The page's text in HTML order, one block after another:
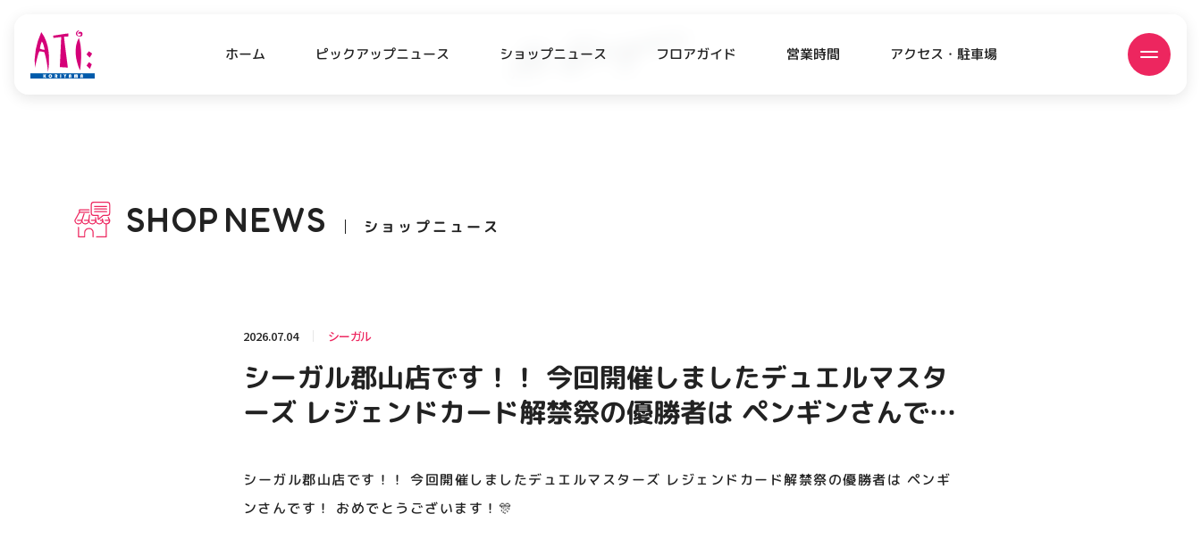
ホーム ピックアップニュース ショップニュース フロアガイド 営業時間 アクセス・駐車場
テナント出店募集
催事出店募集 EVENT
呪術廻戦PLAZA
EVENT
店頭キッチンカースペース 出店
カレンダー
EVENT
お祭りBBQビアガーデン 屋上
で好評営業中！
CAMPAIGN
ヨドバシカメラ 平日限定1時
間駐車サービス
CAMPAIGN
プレミアム駐車サービス [4～
8F専門店対象]
SHOP NEWS ショップニュース
2026.07.04 シーガル
シーガル郡山店です！！ 今回開催しましたデュエルマスタ
ーズ レジェンドカード解禁祭の優勝者は ペンギンさんで
シーガル郡山店です！！ 今回開催しましたデュエルマスターズ レジェンドカード解禁祭の優勝者は ペンギ
ンさんです！ おめでとうございます！🎊